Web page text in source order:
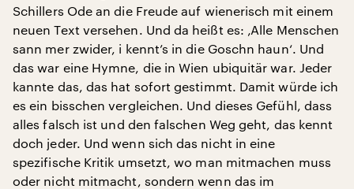
Schillers Ode an die Freude auf wienerisch mit einem
neuen Text versehen. Und da heißt es: ‚Alle Menschen
sann mer zwider, i kennt’s in die Goschn haun‘. Und
das war eine Hymne, die in Wien ubiquitär war. Jeder
kannte das, das hat sofort gestimmt. Damit würde ich
es ein bisschen vergleichen. Und dieses Gefühl, dass
alles falsch ist und den falschen Weg geht, das kennt
doch jeder. Und wenn sich das nicht in eine
spezifische Kritik umsetzt, wo man mitmachen muss
oder nicht mitmacht, sondern wenn das im